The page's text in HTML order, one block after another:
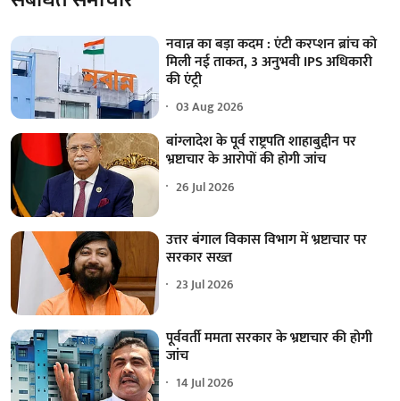
नवान्न का बड़ा कदम : एंटी करप्शन ब्रांच को
मिली नई ताकत, 3 अनुभवी IPS अधिकारी
की एंट्री
03 Aug 2026
बांग्लादेश के पूर्व राष्ट्रपति शाहाबुद्दीन पर
भ्रष्टाचार के आरोपों की होगी जांच
26 Jul 2026
उत्तर बंगाल विकास विभाग में भ्रष्टाचार पर
सरकार सख्त
23 Jul 2026
पूर्ववर्ती ममता सरकार के भ्रष्टाचार की होगी
जांच
14 Jul 2026